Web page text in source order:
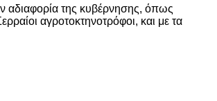
αδιαφορία της κυβέρνησης, όπως
αγροτοκτηνοτρόφοι, και με τα